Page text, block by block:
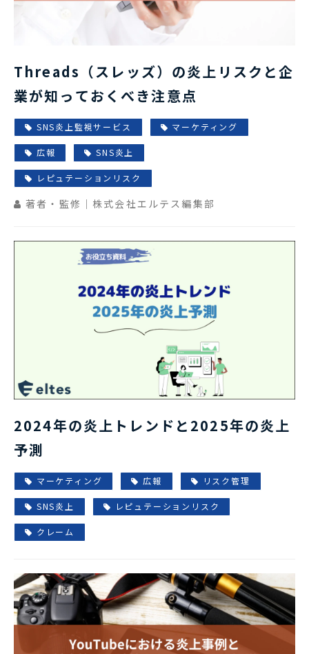
Threads（スレッズ）の炎上リスクと企
業が知っておくべき注意点
SNS炎上監視サービス マーケティング
広報 SNS炎上
レピュテーションリスク
著者・監修｜株式会社エルテス編集部
2024年の炎上トレンドと2025年の炎上
予測
マーケティング 広報 リスク管理
SNS炎上 レピュテーションリスク
クレーム